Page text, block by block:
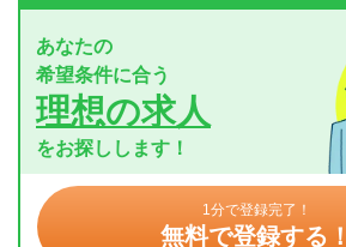
あなたの
希望条件に合う
理想の求人
をお探しします！
1分で登録完了！
無料で登録する！